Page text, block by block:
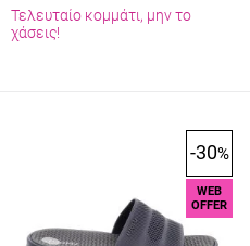
Τελευταίο κομμάτι, μην το
χάσεις!
-30%
WEB
OFFER